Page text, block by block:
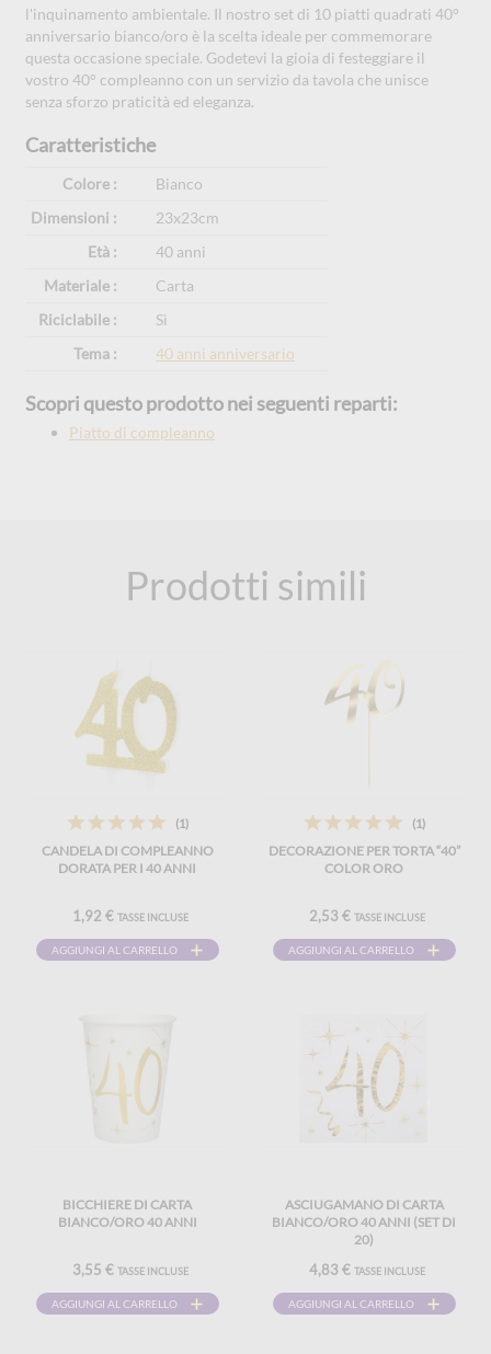
l'inquinamento ambientale. Il nostro set di 10 piatti quadrati 40°
anniversario bianco/oro è la scelta ideale per commemorare
questa occasione speciale. Godetevi la gioia di festeggiare il
vostro 40° compleanno con un servizio da tavola che unisce
senza sforzo praticità ed eleganza.
Caratteristiche
Colore :
Bianco
Dimensioni :
23x23cm
Età :
40 anni
Materiale :
Carta
Riciclabile :
Sì
Tema :
40 anni anniversario
Scopri questo prodotto nei seguenti reparti:
Piatto di compleanno
Prodotti simili
(1)
CANDELA DI COMPLEANNO
DORATA PER I 40 ANNI
1,92 € TASSE INCLUSE
AGGIUNGI AL CARRELLO
(1)
DECORAZIONE PER TORTA “40”
COLOR ORO
2,53 € TASSE INCLUSE
AGGIUNGI AL CARRELLO
BICCHIERE DI CARTA
BIANCO/ORO 40 ANNI
3,55 € TASSE INCLUSE
AGGIUNGI AL CARRELLO
ASCIUGAMANO DI CARTA
BIANCO/ORO 40 ANNI (SET DI
20)
4,83 € TASSE INCLUSE
AGGIUNGI AL CARRELLO